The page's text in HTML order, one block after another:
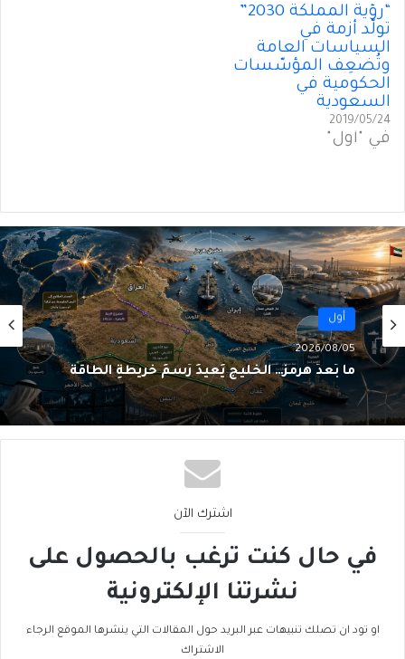
“رؤية المملكة 2030”
تولّد أزمة في
السياسات العامة
وتُضعِف المؤسّسات
الحكومية في
السعودية
2019/05/24
في "أول"
أول
2026/08/05
ما بَعدَ هرمز… الخليج يُعيدُ رَسمَ خريطةِ الطاقة
اشترك الآن
في حال كنت ترغب بالحصول على
نشرتنا الإلكترونية
او تود ان تصلك تنبيهات عبر البريد حول المقالات التي ينشرها الموقع الرجاء
الاشتراك